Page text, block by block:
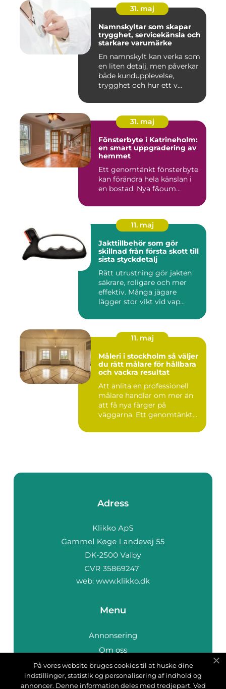
31. maj
Namnskyltar som skapar
trygghet, servicekänsla och
starkare varumärke
En namnskylt kan verka som
en liten detalj, men påverkar
både kundupplevelse,
trygghet och hur ett v...
31. maj
Fönsterbyte i Katrineholm:
en smart uppgradering av
hemmet
Ett genomtänkt fönsterbyte
kan förändra hela känslan i
en bostad. Nya f&oum...
11. maj
Jakttillbehör som gör
skillnad från första skott till
sista styckdetalj
Rätt utrustning gör jakten
säkrare, roligare och mer
effektiv. Många jägare
lägger stor vikt vid vap...
11. maj
Måleri i stockholm så väljer
du rätt målare för hållbara
och vackra resultat
Att anlita en professionell
målare handlar om mer än
att få nya färger på
väggarna. Ett genomtänkt
Adress
web: www.klikko.dk
Menu
Annonsering
Om oss
Cookies
Kontakta oss
På vores website bruges cookies til at huske dine
indstillinger, statistik og personalisering af indhold og
annoncer. Denne information deles med tredjepart. Ved